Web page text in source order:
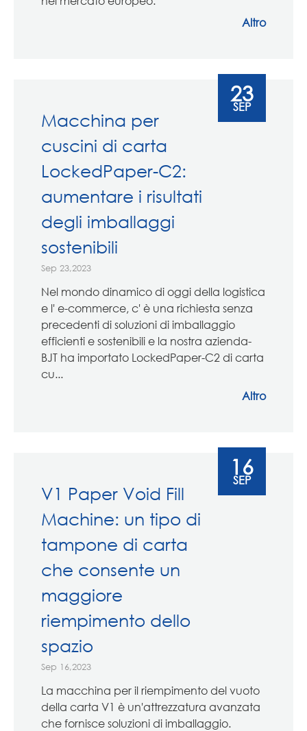
Altro
Macchina per
cuscini di carta
LockedPaper-C2:
aumentare i risultati
degli imballaggi
sostenibili
Sep 23,2023
Nel mondo dinamico di oggi della logistica
e l' e-commerce, c' è una richiesta senza
precedenti di soluzioni di imballaggio
efficienti e sostenibili e la nostra azienda-
BJT ha importato LockedPaper-C2 di carta
cu...
Altro
23
SEP
V1 Paper Void Fill
Machine: un tipo di
tampone di carta
che consente un
maggiore
riempimento dello
spazio
Sep 16,2023
La macchina per il riempimento del vuoto
della carta V1 è un'attrezzatura avanzata
che fornisce soluzioni di imballaggio.
16
SEP